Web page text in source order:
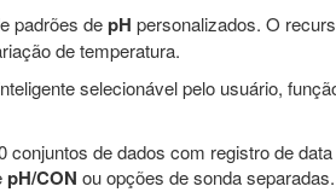
padrões depH personalizados. O
de temperatura.
selecionável pelo usuário,
de dados com registro de
pH/CON ou opções de sonda separadas.